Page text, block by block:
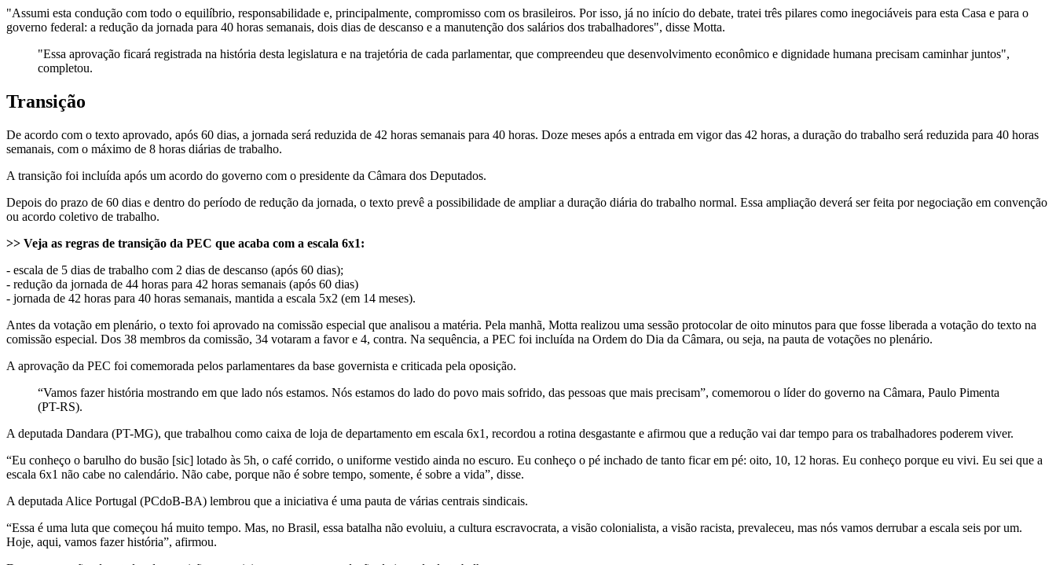
"Assumi esta condução com todo o equilíbrio, responsabilidade e, principalmente, compromisso com os brasileiros. Por isso, já no início do debate, tratei três pilares como inegociáveis para esta Casa e para o
governo federal: a redução da jornada para 40 horas semanais, dois dias de descanso e a manutenção dos salários dos trabalhadores", disse Motta.
"Essa aprovação ficará registrada na história desta legislatura e na trajetória de cada parlamentar, que compreendeu que desenvolvimento econômico e dignidade humana precisam caminhar juntos",
completou.
Transição
De acordo com o texto aprovado, após 60 dias, a jornada será reduzida de 42 horas semanais para 40 horas. Doze meses após a entrada em vigor das 42 horas, a duração do trabalho será reduzida para 40 horas
semanais, com o máximo de 8 horas diárias de trabalho.
A transição foi incluída após um acordo do governo com o presidente da Câmara dos Deputados.
Depois do prazo de 60 dias e dentro do período de redução da jornada, o texto prevê a possibilidade de ampliar a duração diária do trabalho normal. Essa ampliação deverá ser feita por negociação em convenção
ou acordo coletivo de trabalho.
>> Veja as regras de transição da PEC que acaba com a escala 6x1:
- escala de 5 dias de trabalho com 2 dias de descanso (após 60 dias);
- redução da jornada de 44 horas para 42 horas semanais (após 60 dias)
- jornada de 42 horas para 40 horas semanais, mantida a escala 5x2 (em 14 meses).
Antes da votação em plenário, o texto foi aprovado na comissão especial que analisou a matéria. Pela manhã, Motta realizou uma sessão protocolar de oito minutos para que fosse liberada a votação do texto na
comissão especial. Dos 38 membros da comissão, 34 votaram a favor e 4, contra. Na sequência, a PEC foi incluída na Ordem do Dia da Câmara, ou seja, na pauta de votações no plenário.
A aprovação da PEC foi comemorada pelos parlamentares da base governista e criticada pela oposição.
“Vamos fazer história mostrando em que lado nós estamos. Nós estamos do lado do povo mais sofrido, das pessoas que mais precisam”, comemorou o líder do governo na Câmara, Paulo Pimenta
(PT-RS).
A deputada Dandara (PT-MG), que trabalhou como caixa de loja de departamento em escala 6x1, recordou a rotina desgastante e afirmou que a redução vai dar tempo para os trabalhadores poderem viver.
“Eu conheço o barulho do busão [sic] lotado às 5h, o café corrido, o uniforme vestido ainda no escuro. Eu conheço o pé inchado de tanto ficar em pé: oito, 10, 12 horas. Eu conheço porque eu vivi. Eu sei que a
escala 6x1 não cabe no calendário. Não cabe, porque não é sobre tempo, somente, é sobre a vida”, disse.
A deputada Alice Portugal (PCdoB-BA) lembrou que a iniciativa é uma pauta de várias centrais sindicais.
“Essa é uma luta que começou há muito tempo. Mas, no Brasil, essa batalha não evoluiu, a cultura escravocrata, a visão colonialista, a visão racista, prevaleceu, mas nós vamos derrubar a escala seis por um.
Hoje, aqui, vamos fazer história”, afirmou.